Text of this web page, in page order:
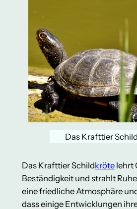
Das Krafttier Schild
Das Krafttier Schildkrötelehrt
Beständigkeit und strahlt
eine friedliche Atmosphäre
dass einige Entwicklungen